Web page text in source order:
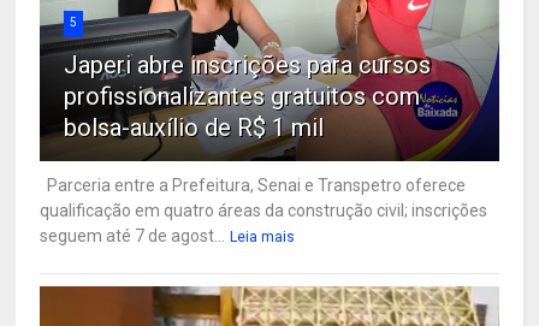
5
Japeri abre inscrições para cursos
profissionalizantes gratuitos com
bolsa-auxílio de R$ 1 mil
Parceria entre a Prefeitura, Senai e Transpetro oferece
qualificação em quatro áreas da construção civil; inscrições
seguem até 7 de agost...
Leia mais